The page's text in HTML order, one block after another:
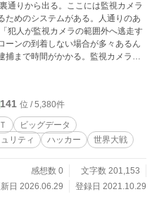
通りから出る。ここには監視カメラ
ためのシステムがある。人通りのあ
犯人が監視カメラの範囲外へ逃走す
ーンの到着しない場合が多々あるん
捕まで時間がかかる。監視カメラが
しているＩｏＴ機器構成を特定して
それに監視カメラのない場所でもＩ
し、ＬＰＷＡだから、山奥にでも行
」 「なるほど・・・良く考えてある
成のため、在り物だけで必要十分な
あ、オレが企画したんだぜ。スゲー
「おおーっと、結構優秀だったんで
てはっ！」 「解決策を提示してくだ
141 位 / 5,380件
ビッグデータ
リティ ハッカー 世界大戦
感想数 0
文字数 201,153
日 2026.06.29
登録日 2021.10.29